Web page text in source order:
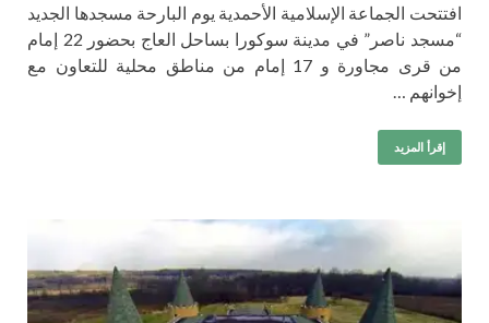
افتتحت الجماعة الإسلامية الأحمدية يوم البارحة مسجدها الجديد
“مسجد ناصر” في مدينة سوكورا بساحل العاج بحضور 22 إمام
من قرى مجاورة و 17 إمام من مناطق محلية للتعاون مع
إخوانهم …
إقرأ المزيد